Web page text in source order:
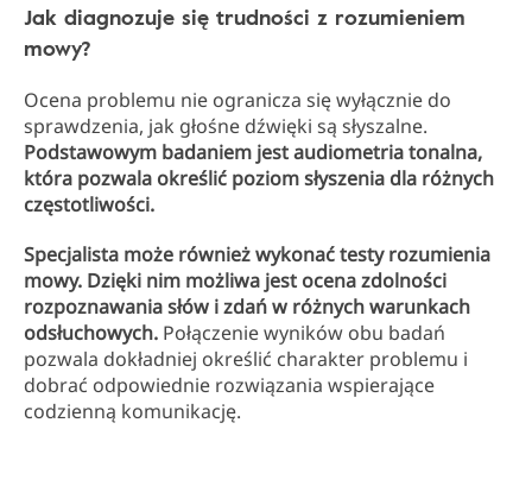
Jak diagnozuje się trudności z rozumieniem
mowy?
Ocena problemu nie ogranicza się wyłącznie do
sprawdzenia, jak głośne dźwięki są słyszalne.
Podstawowym badaniem jest audiometria tonalna,
która pozwala określić poziom słyszenia dla różnych
częstotliwości.
Specjalista może również wykonać testy rozumienia
mowy. Dzięki nim możliwa jest ocena zdolności
rozpoznawania słów i zdań w różnych warunkach
odsłuchowych. Połączenie wyników obu badań
pozwala dokładniej określić charakter problemu i
dobrać odpowiednie rozwiązania wspierające
codzienną komunikację.